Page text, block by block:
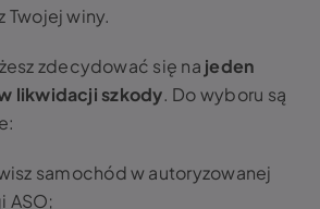
Twojej winy.
zdecydować się na jeden
likwidacji szkody. Do wyboru są
samochód w autoryzowanej
ASO;